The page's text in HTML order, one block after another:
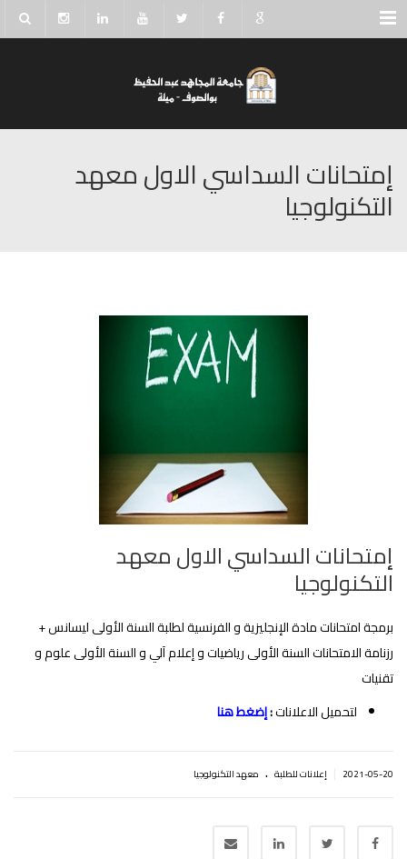
Menu
إمتحانات السداسي الاول معهد
التكنولوجيا
إمتحانات السداسي الاول معهد
التكنولوجيا
برمجة امتحانات مادة الإنجليزية و الفرنسية لطلبة السنة الأولى ليسانس +
رزنامة الامتحانات السنة الأولى رياضيات و إعلام آلي و السنة الأولى علوم و
تقنيات‎
لتحميل الاعلانات:إضغط هنا
2021-05-20 إعلانات للطلبة . معهد التكنولوجيا